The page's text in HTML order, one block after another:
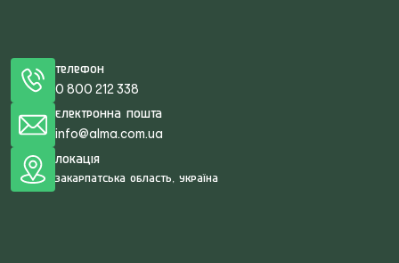
Телефон
0 800 212 338
Електронна пошта
info@alma.com.ua
Локація
Закарпатська область, Україна